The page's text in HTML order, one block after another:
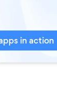
in action